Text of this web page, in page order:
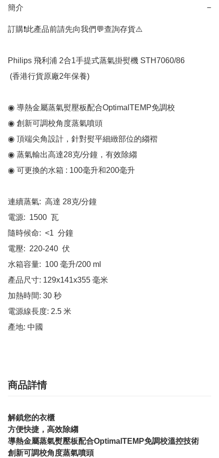
簡介 −
訂購❗️此產品前請先向我們💬查詢存貨⚠️
Philips 飛利浦 2合1手提式蒸氣掛熨機 STH7060/86
◉ 導熱金屬蒸氣熨壓板配合OptimalTEMP免調校
◉ 創新可調校角度蒸氣噴頭
◉ 頂端尖角設計，針對熨平細緻部位的縐褶
◉ 蒸氣輸出高達28克/分鐘，有效除縐
◉ 可更換的水箱 : 100毫升和200毫升
連續蒸氣:  高達 28克/分鐘
電源:  1500  瓦
隨時候命:  <1  分鐘
電壓:  220-240  伏
水箱容量:  100 毫升/200 ml
產品尺寸: 129x141x355 毫米
加熱時間: 30 秒
電源線長度: 2.5 米
產地: 中國
商品詳情
解鎖您的衣櫃
方便快捷，高效除縐
導熱金屬蒸氣熨壓板配合OptimalTEMP免調校溫控技術
創新可調校角度蒸氣噴頭